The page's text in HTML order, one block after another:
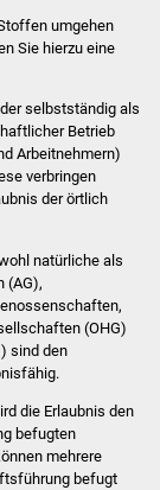
2021
umgehen
Sie hierzu eine
selbstständig als
Betrieb
Arbeitnehmern)
verbringen
der örtlich
natürliche als
(AG),
(OHG)
sind den
die Erlaubnis den
befugten
mehrere
befugt